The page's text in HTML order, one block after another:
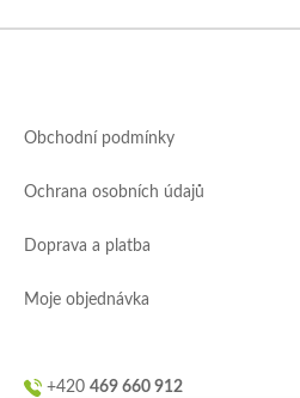
Obchodní podmínky
Ochrana osobních údajů
Doprava a platba
Moje objednávka
+420 469 660 912